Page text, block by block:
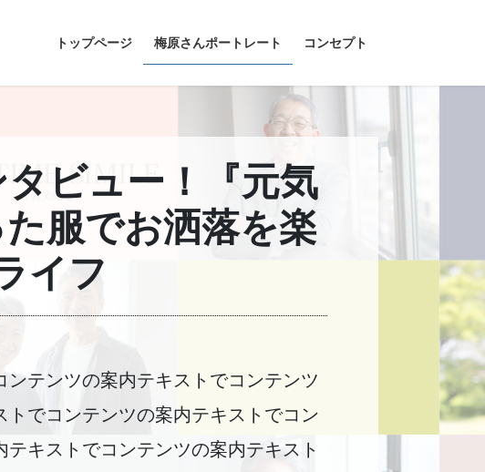
トップページ 梅原さんポートレート コンセプト
ビュー！『元気
服でお洒落を楽
イフ
テンツの案内テキストでコンテンツ
でコンテンツの案内テキストでコン
キストでコンテンツの案内テキスト